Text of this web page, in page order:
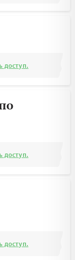
доступ.
доступ.
доступ.